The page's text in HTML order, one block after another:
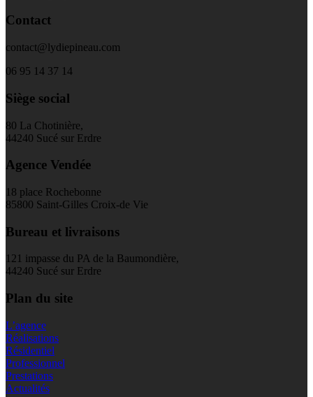
Contact
contact@lydiepineau.com
06 95 14 37 14
Siège social
80 La Chotinière,
44240 Sucé sur Erdre
Agence Vendée
18 place Rochebonne
85800 Saint-Gilles Croix-de Vie
Bureau et livraisons
121 impasse du PA de la Baumondière,
44240 Sucé sur Erdre
Plan du site
L’agence
Réalisations
Résidentiel
Professionnel
Prestations
Actualités